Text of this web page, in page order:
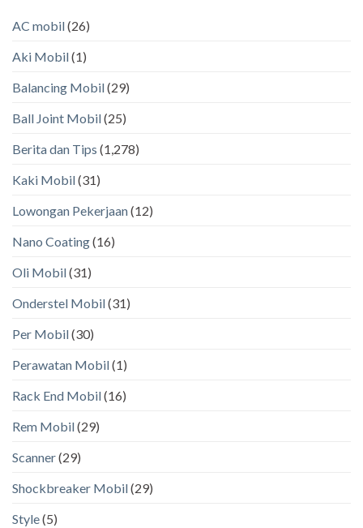
AC mobil(26)
Aki Mobil(1)
Balancing Mobil(29)
Ball Joint Mobil(25)
Berita dan Tips (1,278)
Kaki Mobil(31)
Lowongan Pekerjaan(12)
Nano Coating(16)
Oli Mobil(31)
Onderstel Mobil(31)
Per Mobil(30)
Perawatan Mobil(1)
Rack End Mobil(16)
Rem Mobil(29)
Scanner(29)
Shockbreaker Mobil(29)
Style(5)